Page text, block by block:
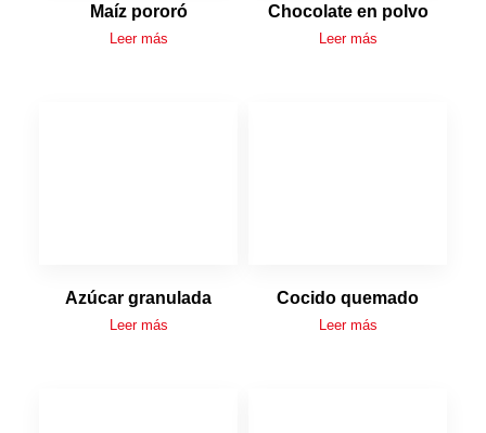
Maíz pororó
Leer más
Chocolate en polvo
Leer más
Azúcar granulada
Leer más
Cocido quemado
Leer más